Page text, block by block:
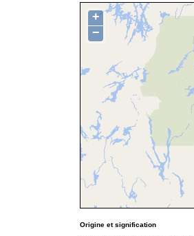
+
−
Origine et signification